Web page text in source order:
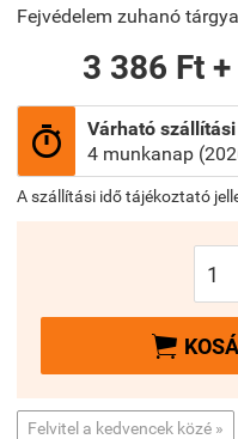
Fejvédelem zuhanó
3 386 Ft

Várható
4 munkanap
A szállítási idő tájékoztató

Felvitel a kedvencek közé »